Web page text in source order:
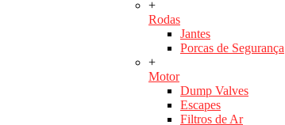
+
Rodas
Jantes
Porcas de Segurança
+
Motor
Dump Valves
Escapes
Filtros de Ar